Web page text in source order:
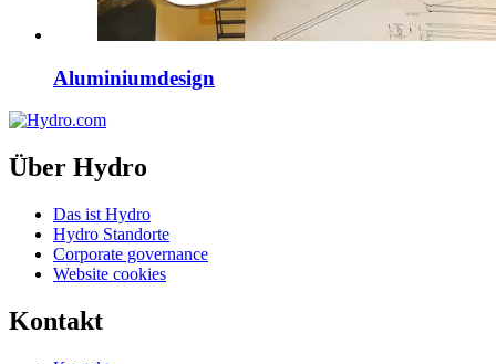
Aluminiumdesign
Über Hydro
Das ist Hydro
Hydro Standorte
Corporate governance
Website cookies
Kontakt